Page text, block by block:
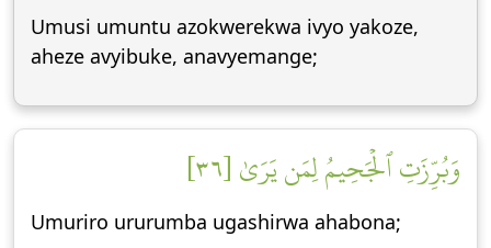
Umusi umuntu azokwerekwa ivyo yakoze,
aheze avyibuke, anavyemange;
وَبُرِّزَتِ ٱلۡجَحِيمُ لِمَن يَرَىٰ [٣٦]
Umuriro ururumba ugashirwa ahabona;